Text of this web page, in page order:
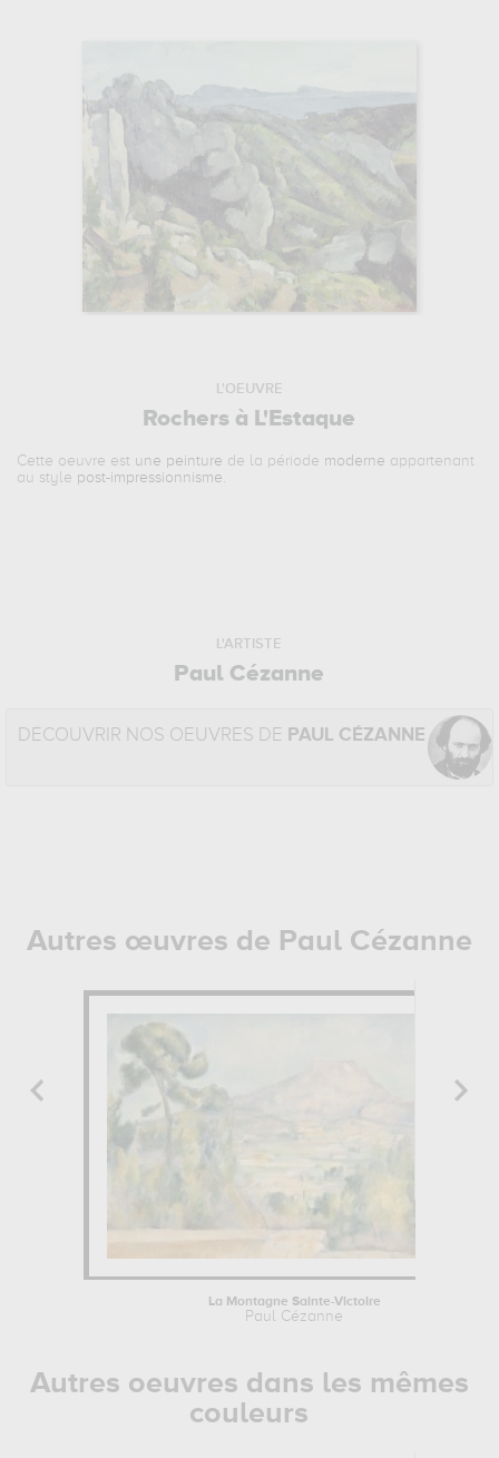
L'OEUVRE
Rochers à L'Estaque
Cette oeuvre est une peinture de la période moderne appartenant
au style post-impressionnisme.
L'ARTISTE
Paul Cézanne
DÉCOUVRIR NOS OEUVRES DE PAUL CÉZANNE
Autres œuvres de Paul Cézanne
La Montagne Sainte-Victoire
Paul Cézanne
Autres oeuvres dans les mêmes
couleurs